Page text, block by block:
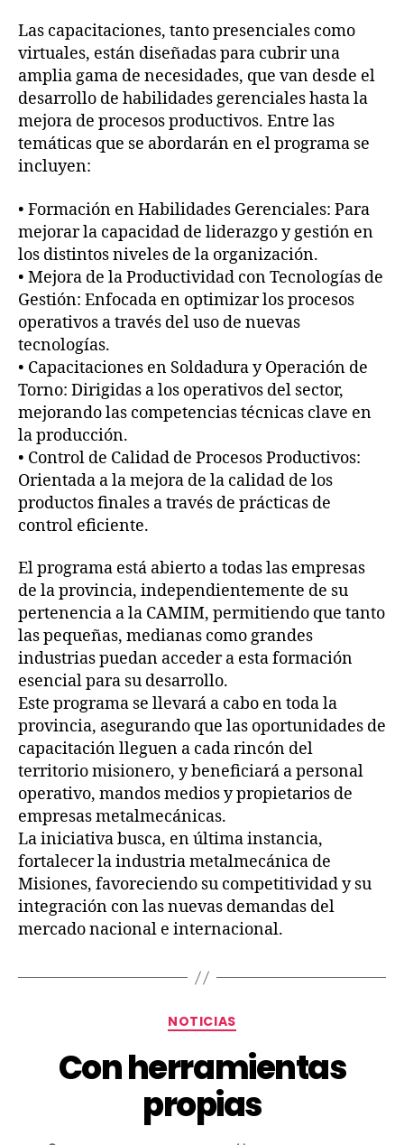
Las capacitaciones, tanto presenciales como
virtuales, están diseñadas para cubrir una
amplia gama de necesidades, que van desde el
desarrollo de habilidades gerenciales hasta la
mejora de procesos productivos. Entre las
temáticas que se abordarán en el programa se
incluyen:
• Formación en Habilidades Gerenciales: Para
mejorar la capacidad de liderazgo y gestión en
los distintos niveles de la organización.
• Mejora de la Productividad con Tecnologías de
Gestión: Enfocada en optimizar los procesos
operativos a través del uso de nuevas
tecnologías.
• Capacitaciones en Soldadura y Operación de
Torno: Dirigidas a los operativos del sector,
mejorando las competencias técnicas clave en
la producción.
• Control de Calidad de Procesos Productivos:
Orientada a la mejora de la calidad de los
productos finales a través de prácticas de
control eficiente.
El programa está abierto a todas las empresas
de la provincia, independientemente de su
pertenencia a la CAMIM, permitiendo que tanto
las pequeñas, medianas como grandes
industrias puedan acceder a esta formación
esencial para su desarrollo.
Este programa se llevará a cabo en toda la
provincia, asegurando que las oportunidades de
capacitación lleguen a cada rincón del
territorio misionero, y beneficiará a personal
operativo, mandos medios y propietarios de
empresas metalmecánicas.
La iniciativa busca, en última instancia,
fortalecer la industria metalmecánica de
Misiones, favoreciendo su competitividad y su
integración con las nuevas demandas del
mercado nacional e internacional.
NOTICIAS
Con herramientas
propias